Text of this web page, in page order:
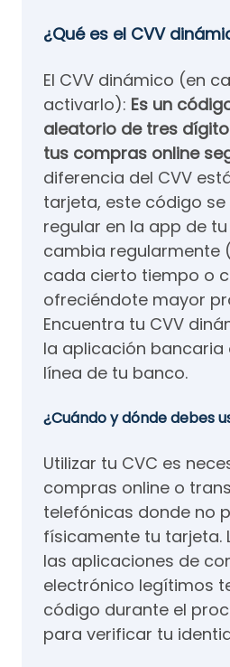
¿Qué es el CVV
El CVV dinámico (en
activarlo): Es un
aleatorio de tres
tus compras online
diferencia del CVV
tarjeta, este código
regular en la app de
cambia regularmente
cada cierto tiempo o
ofreciéndote mayor
Encuentra tu CVV
la aplicación bancaria
línea de tu banco.
¿Cuándo y dónde debes
Utilizar tu CVC es
compras online o
telefónicas donde no
físicamente tu tarjeta.
las aplicaciones de
electrónico legítimos
código durante el
para verificar tu